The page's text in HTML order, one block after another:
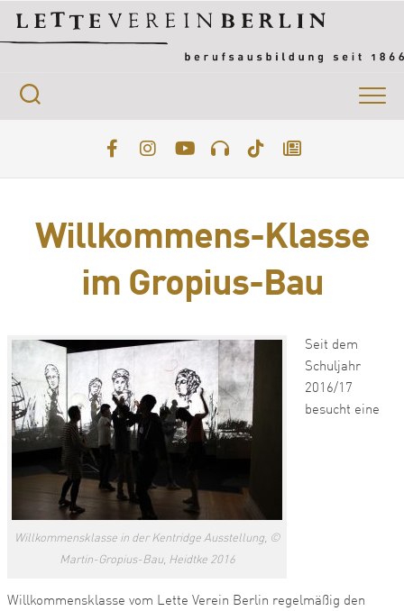
content
Willkommens-Klasse
im Gropius-Bau
Willkommensklasse in der Kentridge Ausstellung, ©
Martin-Gropius-Bau, Heidtke 2016
Seit dem
Schuljahr
2016/17
besucht eine
Willkommensklasse vom Lette Verein Berlin regelmäßig den